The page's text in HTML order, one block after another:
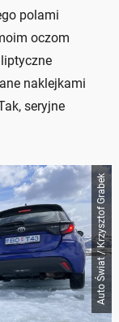
polami
oczom
naklejkami
seryjne
Auto Świat / Krzysztof Grabek